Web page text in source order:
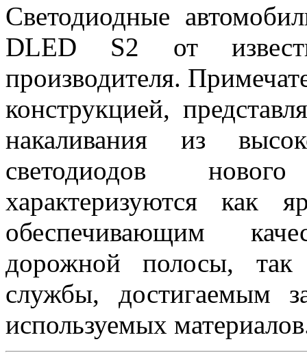
Светодиодные
DLED S2 от
производителя.
конструкцией,
накаливания из
светодиодов
характеризуются
обеспечивающим
дорожной полосы,
службы, достигаемым
используемых